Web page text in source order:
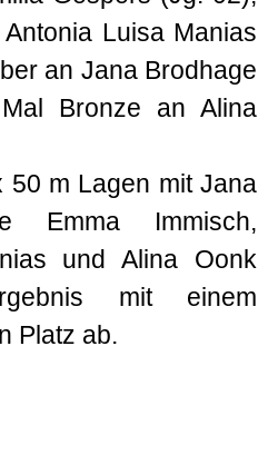
Luisa Manias
an Jana Brodhage
Bronze an Alina
50 m Lagen mit Jana
Emma Immisch,
und Alina Oonk
mit einem
Platz ab.